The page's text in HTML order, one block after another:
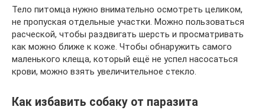
Тело питомца нужно внимательно осмотреть целиком,
не пропуская отдельные участки. Можно пользоваться
расческой, чтобы раздвигать шерсть и просматривать
как можно ближе к коже. Чтобы обнаружить самого
маленького клеща, который ещё не успел насосаться
крови, можно взять увеличительное стекло.
Как избавить собаку от паразита